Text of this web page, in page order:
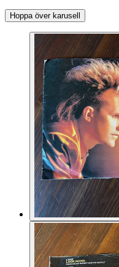
Hoppa över karusell